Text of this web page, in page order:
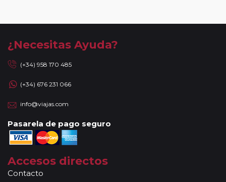
¿Necesitas Ayuda?
(+34) 958 170 485
(+34) 676 231 066
info@viajas.com
Pasarela de pago seguro
Accesos directos
Contacto